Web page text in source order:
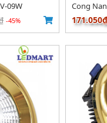
09W
-45%
Cong
171.050₫